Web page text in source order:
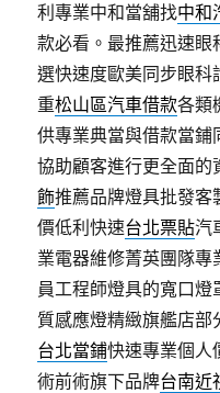
利專業中和當舖找中和
款必看。最推薦迅速眼
選快速度歐美同步眼科
重松山區汽車借款各類
供專業典當與借款當鋪
協助顧客進行更全面
飾推薦品牌燈具批發客
價低利快速台北票貼汽
業電器維修菁英團隊專
員工程師燈具的寬口
質感應燈精緻旗艦店
台北當鋪快速專業個人
術前術旗下品牌台南近